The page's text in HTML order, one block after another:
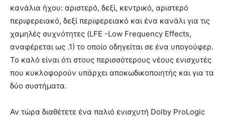
κανάλια ήχου: αριστερό, δεξί, κεντρικό, αριστερό
περιφερειακό, δεξί περιφερειακό και ένα κανάλι για τις
χαμηλές συχνότητες (LFE -Low Frequency Effects,
αναφέρεται ως .1) το οποίο οδηγείται σε ένα υπογούφερ.
Το καλό είναι ότι στους περισσότερους νέους ενισχυτές
που κυκλοφορούν υπάρχει αποκωδικοποιητής και για τα
δύο συστήματα.
Αν τώρα διαθέτετε ένα παλιό ενισχυτή Dolby ProLogic